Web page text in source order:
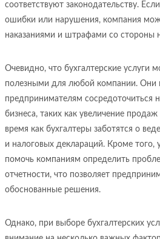
соответствуют законодательству.
ошибки или нарушения, компания
наказаниями и штрафами со стороны
Очевидно, что бухгалтерские услуги
полезными для любой компании. Они
предпринимателям сосредоточиться
бизнеса, таких как увеличение
время как бухгалтеры заботятся о
и налоговых деклараций. Кроме того,
помочь компаниям определить
отчетности, что позволяет
обоснованные решения.
Однако, при выборе бухгалтерских